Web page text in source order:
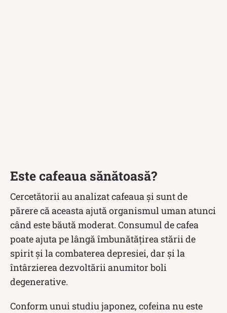
Este cafeaua sănătoasă?
Cercetătorii au analizat cafeaua și sunt de
părere că aceasta ajută organismul uman atunci
când este băută moderat. Consumul de cafea
poate ajuta pe lângă îmbunătățirea stării de
spirit și la combaterea depresiei, dar și la
întârzierea dezvoltării anumitor boli
degenerative.
Conform unui studiu japonez, cofeina nu este